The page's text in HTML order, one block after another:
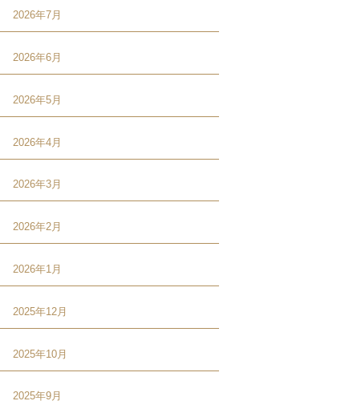
2026年7月
2026年6月
2026年5月
2026年4月
2026年3月
2026年2月
2026年1月
2025年12月
2025年10月
2025年9月